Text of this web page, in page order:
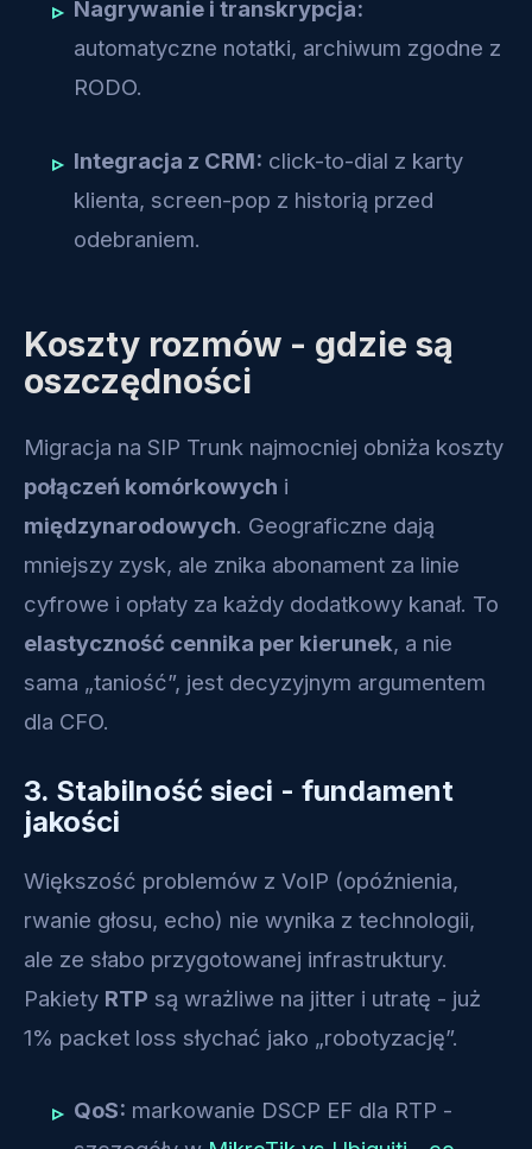
Nagrywanie i transkrypcja:
automatyczne notatki, archiwum zgodne z
RODO.
Integracja z CRM: click-to-dial z karty
klienta, screen-pop z historią przed
odebraniem.
Koszty rozmów - gdzie są
oszczędności
Migracja na SIP Trunk najmocniej obniża koszty
połączeń komórkowych i
międzynarodowych. Geograficzne dają
mniejszy zysk, ale znika abonament za linie
cyfrowe i opłaty za każdy dodatkowy kanał. To
elastyczność cennika per kierunek, a nie
sama „taniość”, jest decyzyjnym argumentem
dla CFO.
3. Stabilność sieci - fundament
jakości
Większość problemów z VoIP (opóźnienia,
rwanie głosu, echo) nie wynika z technologii,
ale ze słabo przygotowanej infrastruktury.
Pakiety RTP są wrażliwe na jitter i utratę - już
1% packet loss słychać jako „robotyzację”.
QoS: markowanie DSCP EF dla RTP -